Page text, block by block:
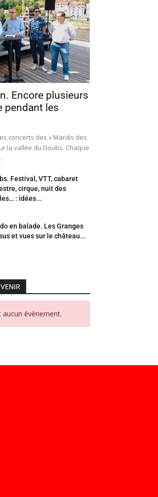
Encore plusieurs
pendant les
concerts des « Mardis des
la vallée du Doubs. Chaque
Festival, VTT, cabaret
cirque, nuit des
: idées...
en balade. Les Granges
et vues sur le château...
aucun évènement.